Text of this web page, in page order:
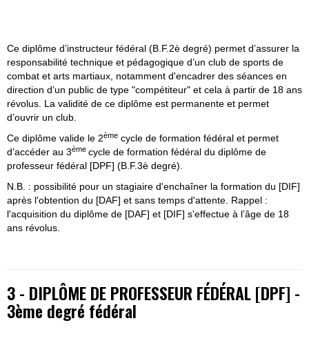
Ce diplôme d’instructeur fédéral (B.F.2è degré) permet d’assurer la
responsabilité technique et pédagogique d’un club de sports de
combat et arts martiaux, notamment d'encadrer des séances en
direction d’un public de type "compétiteur" et cela à partir de 18 ans
révolus. La validité de ce diplôme est permanente et permet
d’ouvrir un club.
Ce diplôme valide le 2ème cycle de formation fédéral et permet
d’accéder au 3ème cycle de formation fédéral du diplôme de
professeur fédéral [DPF] (B.F.3è degré).
N.B. : possibilité pour un stagiaire d'enchaîner la formation du [DIF]
après l'obtention du [DAF] et sans temps d'attente. Rappel :
l'acquisition du diplôme de [DAF] et [DIF] s'effectue à l’âge de 18
ans révolus.
3 - DIPLÔME DE PROFESSEUR FÉDÉRAL [DPF] -
3ème degré fédéral